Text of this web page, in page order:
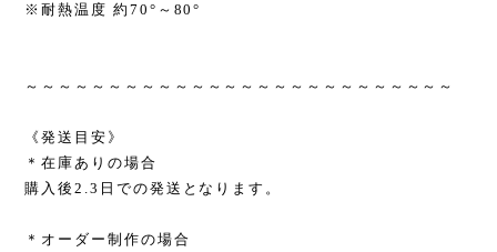
※耐熱温度 約70°～80°
～～～～～～～～～～～～～～～～～～～～～～～～～～
《発送目安》
＊在庫ありの場合
購入後2.3日での発送となります。
＊オーダー制作の場合